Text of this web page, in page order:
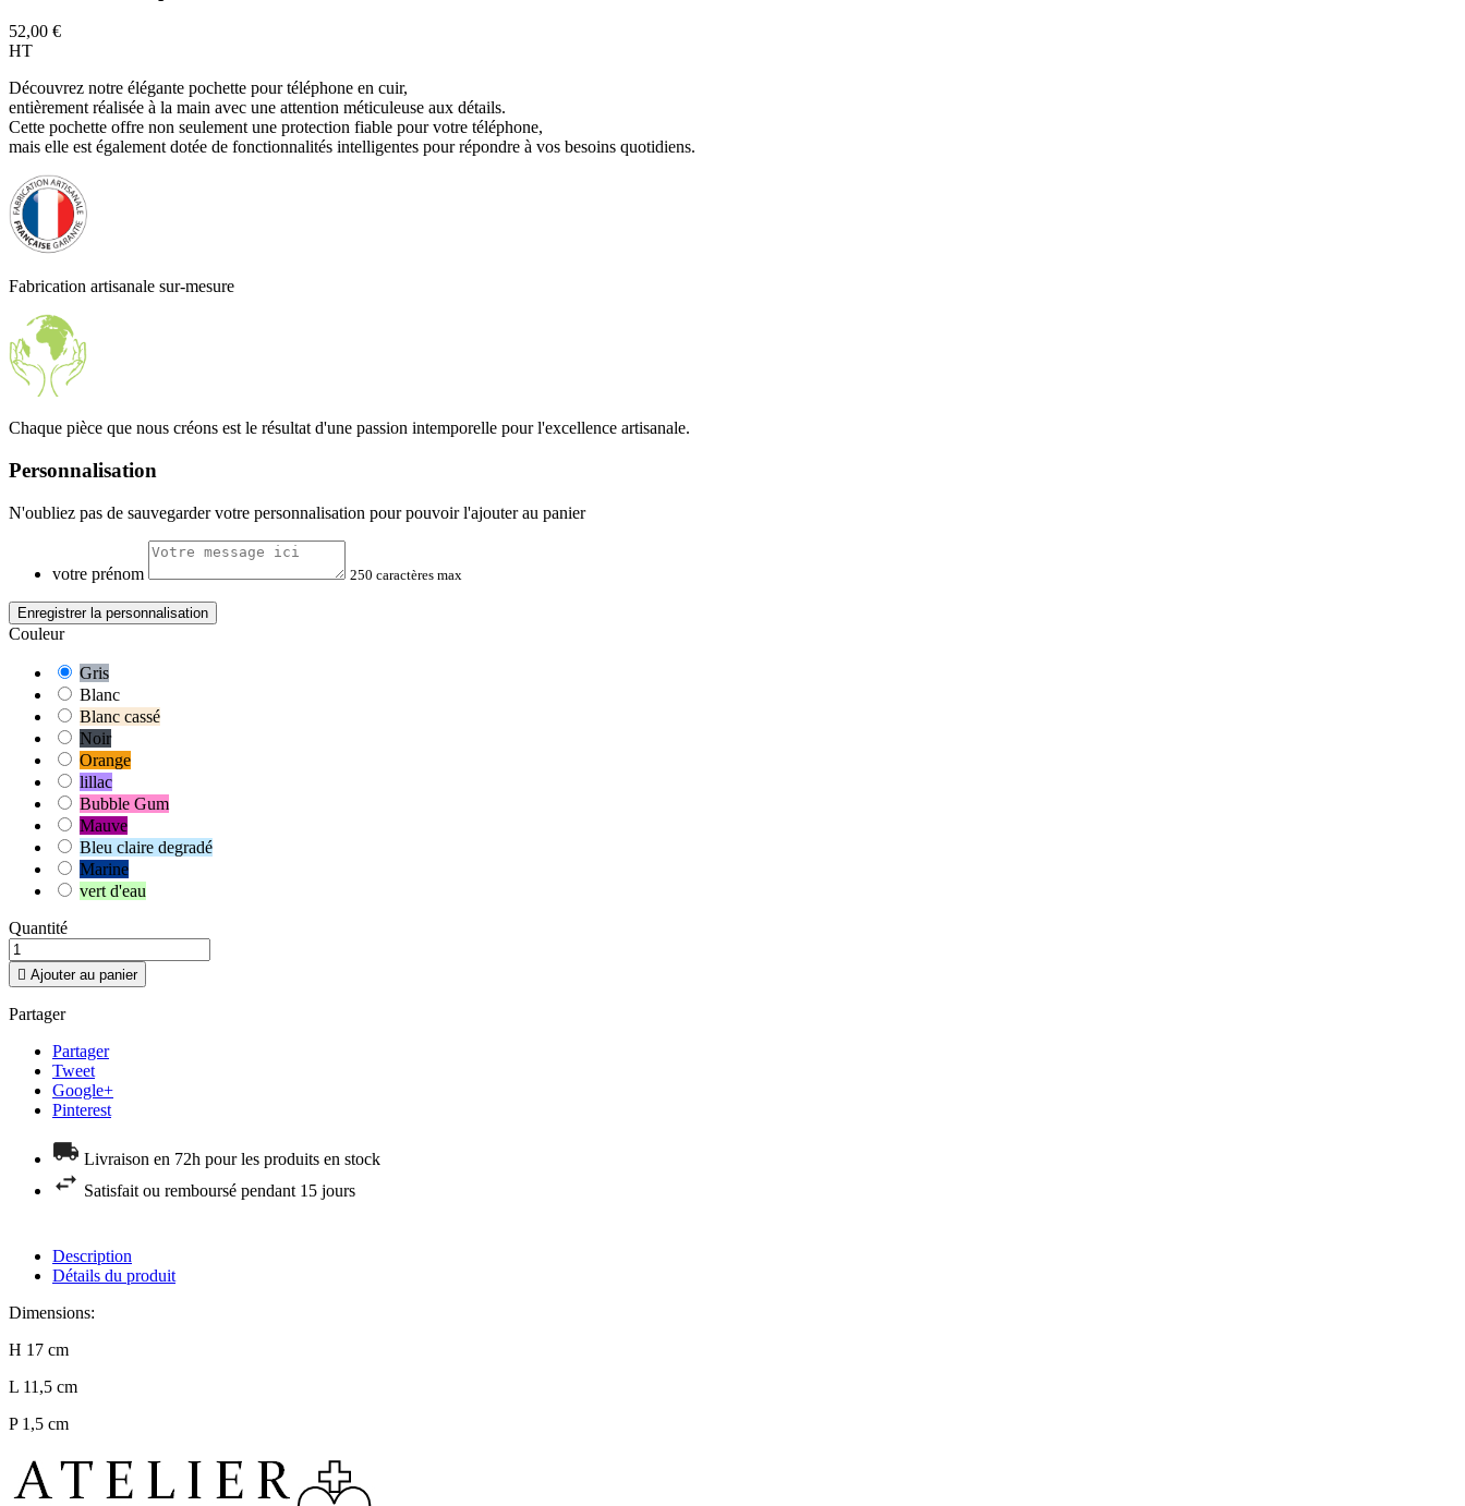
52,00 €
HT
Découvrez notre élégante pochette pour téléphone en cuir,
entièrement réalisée à la main avec une attention méticuleuse aux détails.
Cette pochette offre non seulement une protection fiable pour votre téléphone,
mais elle est également dotée de fonctionnalités intelligentes pour répondre à vos besoins quotidiens.
Fabrication artisanale sur-mesure
Chaque pièce que nous créons est le résultat d'une passion intemporelle pour l'excellence artisanale.
Personnalisation
N'oubliez pas de sauvegarder votre personnalisation pour pouvoir l'ajouter au panier
votre prénom 250 caractères max
Enregistrer la personnalisation
Couleur
Gris
Blanc
Blanc cassé
Noir
Orange
lillac
Bubble Gum
Mauve
Bleu claire degradé
Marine
vert d'eau
Quantité
 Ajouter au panier
Partager
Partager
Tweet
Google+
Pinterest
Livraison en 72h pour les produits en stock
Satisfait ou remboursé pendant 15 jours
Description
Détails du produit
Dimensions:
H 17 cm
L 11,5 cm
P 1,5 cm